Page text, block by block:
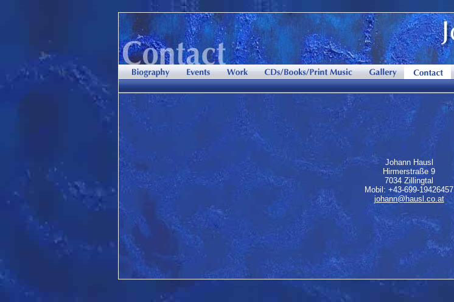
Johann Hausl
Hirmerstraße 9
7034 Zillingtal
Mobil: +43-699-19426457
johann@hausl.co.at